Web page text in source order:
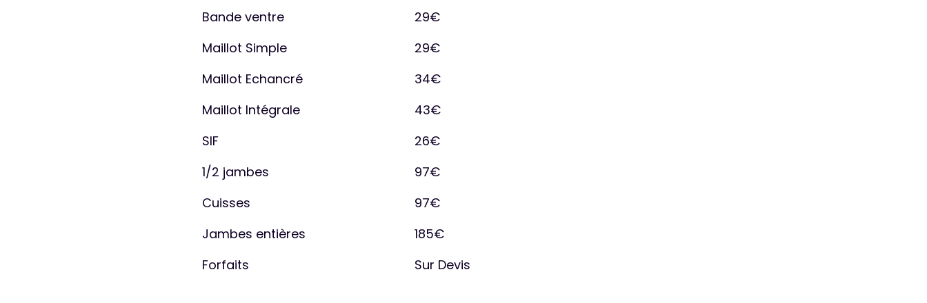
Bande ventre
29€
Maillot Simple
29€
Maillot Echancré
34€
Maillot Intégrale
43€
SIF
26€
1/2 jambes
97€
Cuisses
97€
Jambes entières
185€
Forfaits
Sur Devis